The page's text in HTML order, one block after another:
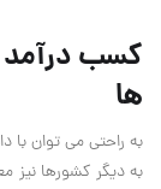
کسب درآمد
ها
به راحتی می توان
به دیگر کشورها نیز